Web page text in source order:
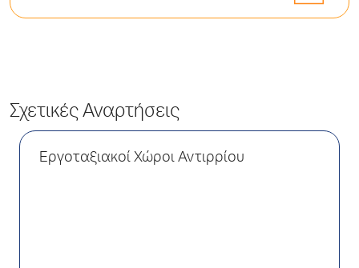
Σχετικές Αναρτήσεις
Εργοταξιακοί Χώροι Αντιρρίου